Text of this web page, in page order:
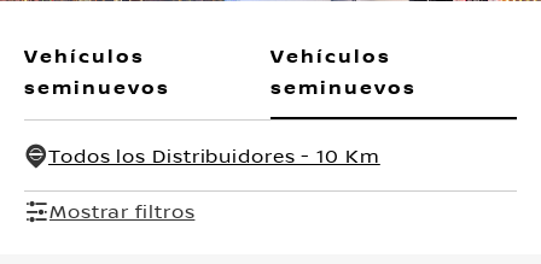
Vehículos
seminuevos
Vehículos
seminuevos
Todos los Distribuidores - 10 Km
Mostrar filtros